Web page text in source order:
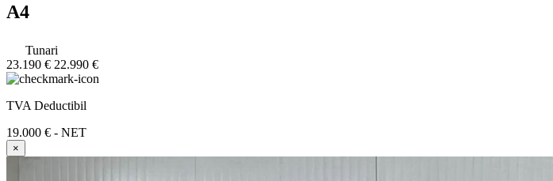
A4
Tunari
23.190 € 22.990 €
TVA Deductibil
19.000 € - NET
×